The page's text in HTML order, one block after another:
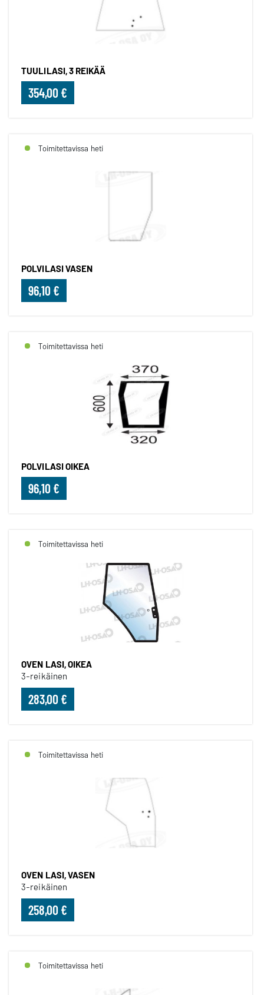
TUULILASI, 3 REIKÄÄ
354,00 €
Toimitettavissa heti
POLVILASI VASEN
96,10 €
Toimitettavissa heti
POLVILASI OIKEA
96,10 €
Toimitettavissa heti
OVEN LASI, OIKEA
3-reikäinen
283,00 €
Toimitettavissa heti
OVEN LASI, VASEN
3-reikäinen
258,00 €
Toimitettavissa heti